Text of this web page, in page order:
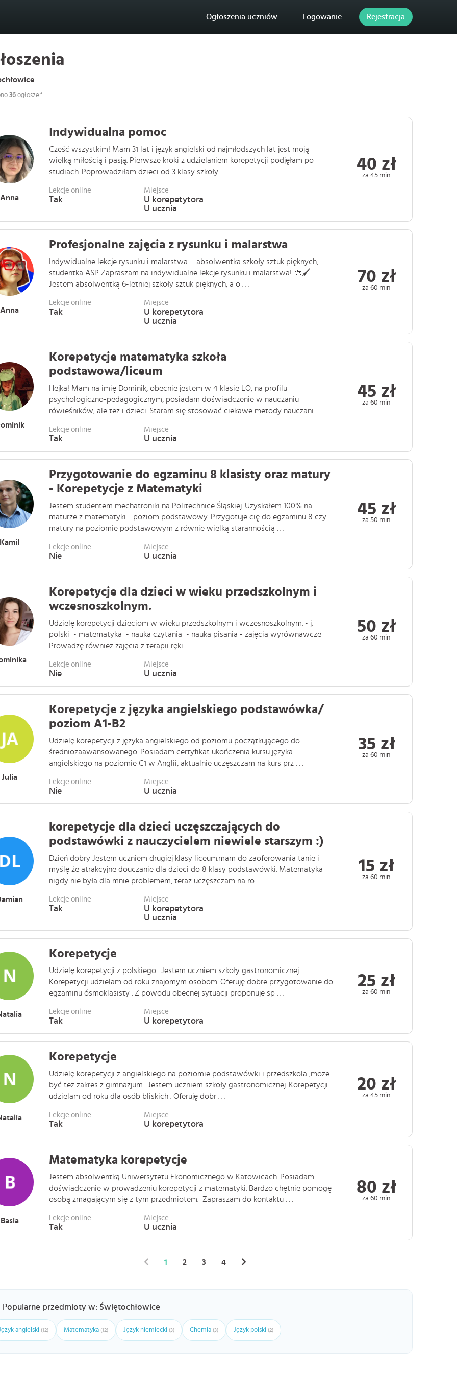
Ogłoszenia uczniów Logowanie Rejestracja
36 ogłoszeń
Anna
Indywidualna pomoc
Cześć wszystkim! Mam 31 lat i język angielski od najmłodszych lat jest moją
wielką miłością i pasją. Pierwsze kroki z udzielaniem korepetycji podjęłam po
studiach. Poprowadziłam dzieci od 3 klasy szkoły . . .
Lekcje online
Tak
Miejsce
U korepetytora
U ucznia
40 zł
za 45 min
Anna
Profesjonalne zajęcia z rysunku i malarstwa
Indywidualne lekcje rysunku i malarstwa – absolwentka szkoły sztuk pięknych,
studentka ASP Zapraszam na indywidualne lekcje rysunku i malarstwa! 🎨🖌
Jestem absolwentką 6-letniej szkoły sztuk pięknych, a o . . .
Lekcje online
Tak
Miejsce
U korepetytora
U ucznia
70 zł
za 60 min
Korepetycje matematyka szkoła
podstawowa/liceum
Hejka! Mam na imię Dominik, obecnie jestem w 4 klasie LO, na profilu
psychologiczno-pedagogicznym, posiadam doświadczenie w nauczaniu
rówieśników, ale też i dzieci. Staram się stosować ciekawe metody nauczani . . .
Lekcje online
Tak
Miejsce
U ucznia
45 zł
za 60 min
Kamil
Przygotowanie do egzaminu 8 klasisty oraz matury
- Korepetycje z Matematyki
Jestem studentem mechatroniki na Politechnice Śląskiej. Uzyskałem 100% na
maturze z matematyki - poziom podstawowy. Przygotuje cię do egzaminu 8 czy
matury na poziomie podstawowym z równie wielką starannością . . .
Lekcje online
Nie
Miejsce
U ucznia
45 zł
za 50 min
Korepetycje dla dzieci w wieku przedszkolnym i
wczesnoszkolnym.
Udzielę korepetycji dzieciom w wieku przedszkolnym i wczesnoszkolnym. - j.
polski - matematyka - nauka czytania - nauka pisania - zajęcia wyrównawcze
Prowadzę również zajęcia z terapii ręki. . . .
Lekcje online
Nie
Miejsce
U ucznia
50 zł
za 60 min
Julia
Korepetycje z języka angielskiego podstawówka/
poziom A1-B2
Udzielę korepetycji z języka angielskiego od poziomu początkującego do
średniozaawansowanego. Posiadam certyfikat ukończenia kursu języka
angielskiego na poziomie C1 w Anglii, aktualnie uczęszczam na kurs prz . . .
Lekcje online
Nie
Miejsce
U ucznia
35 zł
za 60 min
korepetycje dla dzieci uczęszczających do
podstawówki z nauczycielem niewiele starszym :)
Dzień dobry Jestem uczniem drugiej klasy liceum.mam do zaoferowania tanie i
myślę że atrakcyjne douczanie dla dzieci do 8 klasy podstawówki. Matematyka
nigdy nie była dla mnie problemem, teraz uczęszczam na ro . . .
Lekcje online
Tak
Miejsce
U korepetytora
U ucznia
15 zł
za 60 min
Korepetycje
Udzielę korepetycji z polskiego . Jestem uczniem szkoły gastronomicznej.
Korepetycji udzielam od roku znajomym osobom. Oferuję dobre przygotowanie do
egzaminu ósmoklasisty . Z powodu obecnej sytuacji proponuje sp . . .
Lekcje online
Tak
Miejsce
U korepetytora
25 zł
za 60 min
Korepetycje
Udzielę korepetycji z angielskiego na poziomie podstawówki i przedszkola ,może
być też zakres z gimnazjum . Jestem uczniem szkoły gastronomicznej .Korepetycji
udzielam od roku dla osób bliskich . Oferuję dobr . . .
Lekcje online
Tak
Miejsce
U korepetytora
20 zł
za 45 min
Basia
Matematyka korepetycje
Jestem absolwentką Uniwersytetu Ekonomicznego w Katowicach. Posiadam
doświadczenie w prowadzeniu korepetycji z matematyki. Bardzo chętnie pomogę
osobą zmagającym się z tym przedmiotem. Zapraszam do kontaktu . . .
Lekcje online
Tak
Miejsce
U ucznia
80 zł
za 60 min
1 2 3 4
Popularne przedmioty w: Świętochłowice
angielski (12) Matematyka (12) Język niemiecki (3) Chemia (3) Język polski (2)